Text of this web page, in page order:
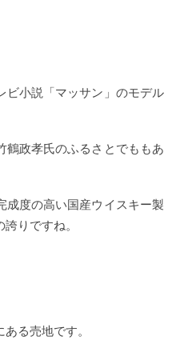
ビ小説「マッサン」のモデル
鶴政孝氏のふるさとでももあ
成度の高い国産ウイスキー製
りですね。
る売地です。